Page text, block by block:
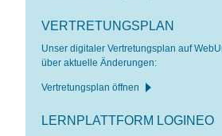
VERTRETUNGSPLAN
Unser digitaler Vertretungsplan auf
über aktuelle Änderungen:
Vertretungsplan öffnen
LERNPLATTFORM LOGINEO